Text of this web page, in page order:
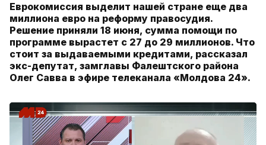
Еврокомиссия выделит нашей стране еще два
миллиона евро на реформу правосудия.
Решение приняли 18 июня, сумма помощи по
программе вырастет с 27 до 29 миллионов. Что
стоит за выдаваемыми кредитами, рассказал
экс-депутат, замглавы Фалештского района
Олег Савва в эфире телеканала «Молдова 24».